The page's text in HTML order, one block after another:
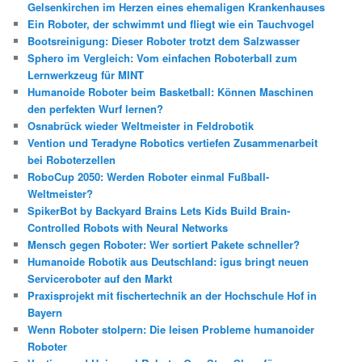
Gelsenkirchen im Herzen eines ehemaligen Krankenhauses
Ein Roboter, der schwimmt und fliegt wie ein Tauchvogel
Bootsreinigung: Dieser Roboter trotzt dem Salzwasser
Sphero im Vergleich: Vom einfachen Roboterball zum
Lernwerkzeug für MINT
Humanoide Roboter beim Basketball: Können Maschinen
den perfekten Wurf lernen?
Osnabrück wieder Weltmeister in Feldrobotik
Vention und Teradyne Robotics vertiefen Zusammenarbeit
bei Roboterzellen
RoboCup 2050: Werden Roboter einmal Fußball-
Weltmeister?
SpikerBot by Backyard Brains Lets Kids Build Brain-
Controlled Robots with Neural Networks
Mensch gegen Roboter: Wer sortiert Pakete schneller?
Humanoide Robotik aus Deutschland: igus bringt neuen
Serviceroboter auf den Markt
Praxisprojekt mit fischertechnik an der Hochschule Hof in
Bayern
Wenn Roboter stolpern: Die leisen Probleme humanoider
Roboter